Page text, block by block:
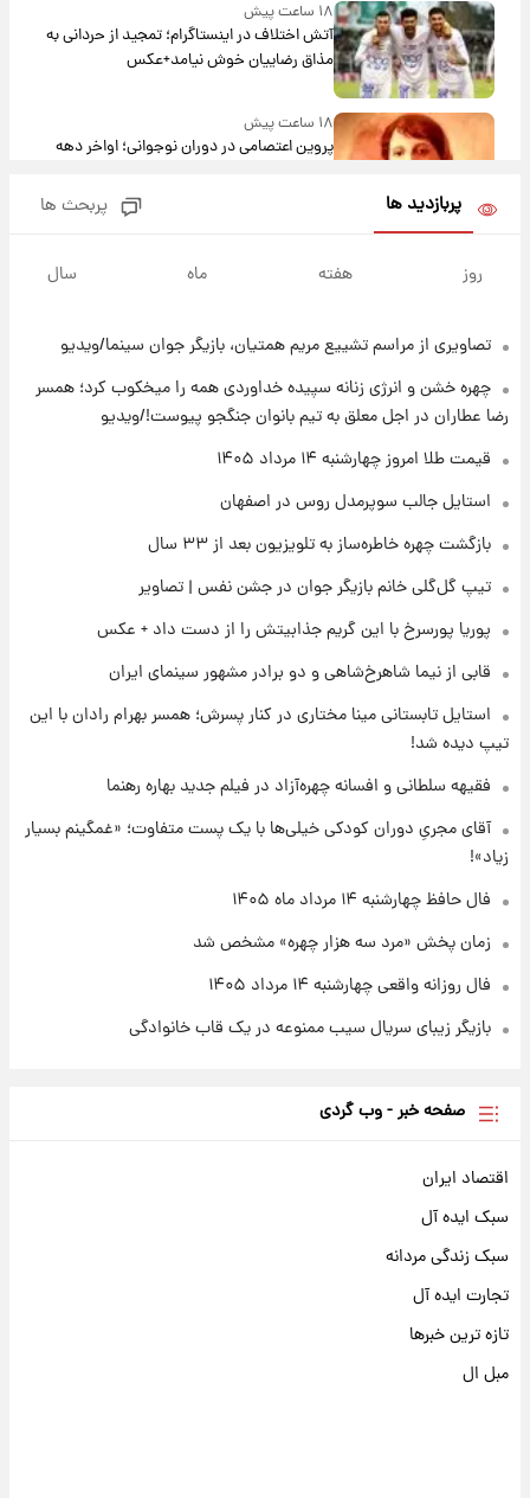
۱۸ ساعت پیش
آتش اختلاف در اینستاگرام؛ تمجید از حردانی به
مذاق رضاییان خوش نیامد+عکس
۱۸ ساعت پیش
پروین اعتصامی در دوران نوجوانی؛ اواخر دهه
هسته‌ای در آسمان ظاهر شد
۱۹ ساعت پیش
کرد
۲۱ ساعت پیش
۱۴۰۵/ نرخ‌ها ثابت ماند؟ +جدول
علی مطهری: اجرای کامل تفاهم‌نامه اسلام‌آباد،
۲۱ ساعت پیش
واکنش تند تاکر کارلسون به حمله آمریکا به
مدرسه میناب؛ «باید سیلی محکمی به صورت
۲۲ ساعت پیش
۱۴۰۵/کاهش قیمت طلا و سکه
پربازدید ها پربحث ها
روز هفته ماه سال
تصاویری از مراسم تشییع مریم همتیان، بازیگر جوان سینما/ویدیو
چهره خشن و انرژی زنانه سپیده خداوردی همه را میخکوب کرد؛ همسر
رضا عطاران در اجل معلق به تیم بانوان جنگجو پیوست!/ویدیو
قیمت طلا امروز چهارشنبه ۱۴ مرداد ۱۴۰۵
استایل جالب سوپرمدل روس در اصفهان
بازگشت چهره خاطره‌ساز به تلویزیون بعد از ۳۳ سال
تیپ گل‌گلی خانم بازیگر جوان در جشن نفس | تصاویر
پوریا پورسرخ با این گریم جذابیتش را از دست داد + عکس
قابی از نیما شاهرخ‌شاهی و دو برادر مشهور سینمای ایران
استایل تابستانی مینا مختاری در کنار پسرش؛ همسر بهرام رادان با این
تیپ دیده شد!
فقیهه سلطانی و افسانه چهره‌آزاد در فیلم جدید بهاره رهنما
آقای مجریِ دوران کودکی خیلی‌ها با یک پست متفاوت؛ «غمگینم بسیار
زیاد»!
فال حافظ چهارشنبه ۱۴ مرداد ماه ۱۴۰۵
زمان پخش «مرد سه هزار چهره» مشخص شد
فال روزانه واقعی چهارشنبه ۱۴ مرداد ۱۴۰۵
بازیگر زیبای سریال سیب ممنوعه در یک قاب خانوادگی
صفحه خبر - وب گردی
اقتصاد ایران
سبک ایده آل
سبک زندگی مردانه
تجارت ایده آل
تازه ترین خبرها
مبل ال